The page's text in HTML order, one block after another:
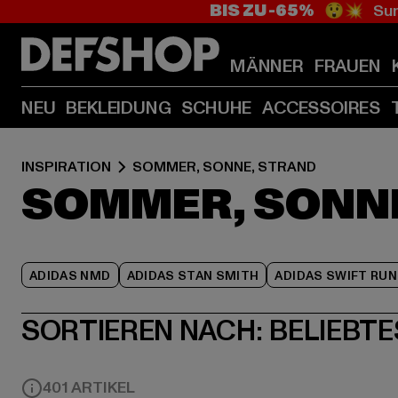
BIS ZU -65% 😲💥
MÄNNER FRAUEN
NEU BEKLEIDUNG SCHUHE ACCESSOIRES
INSPIRATION SOMMER, SONNE, STRAND
SOMMER,
ADIDAS NMD ADIDAS STAN SMITH ADIDAS SWIFT RUN
SORTIEREN NACH:
401 ARTIKEL